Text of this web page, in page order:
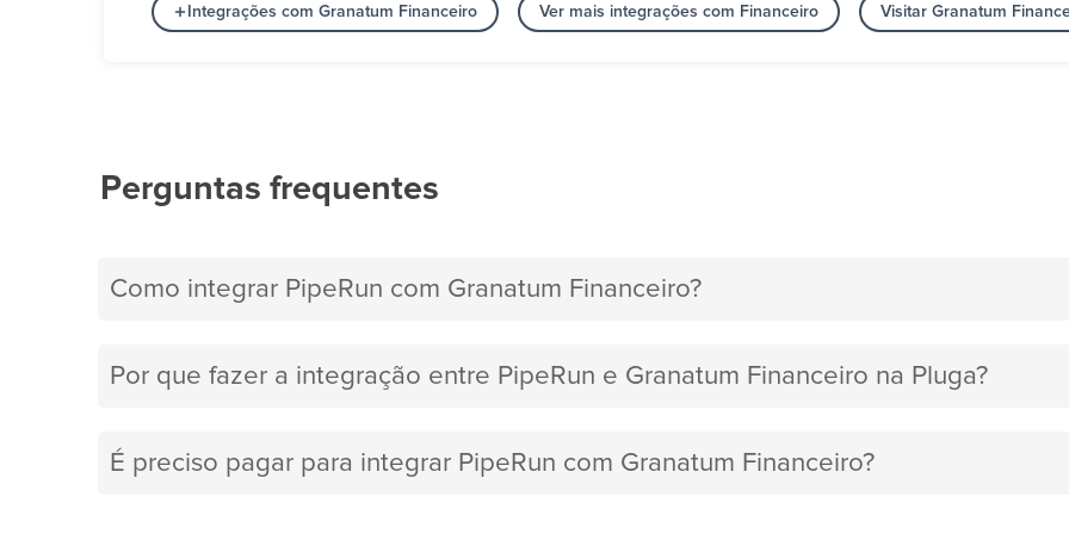
Integrações com Granatum Financeiro Ver mais integrações com Financeiro Visitar Granatum
Perguntas frequentes
Como integrar PipeRun com Granatum Financeiro?
Por que fazer a integração entre PipeRun e Granatum Financeiro na Pluga?
É preciso pagar para integrar PipeRun com Granatum Financeiro?